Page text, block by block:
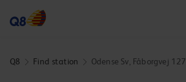
Q8 Find station Odense Sv, Fåborgvej 127